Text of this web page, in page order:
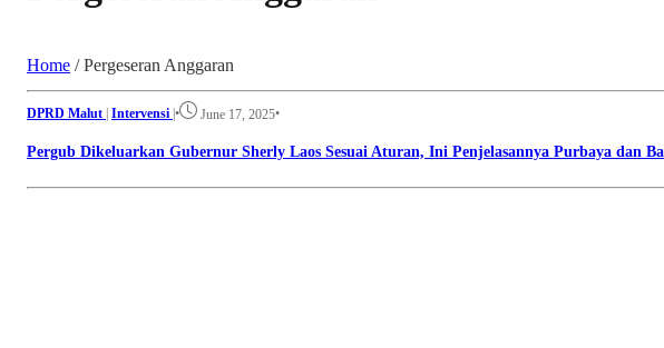
Home /Pergeseran Anggaran
DPRD Malut | Intervensi |• June 17, 2025•
Pergub Dikeluarkan Gubernur Sherly Laos Sesuai Aturan, Ini Penjelasannya Purbaya dan